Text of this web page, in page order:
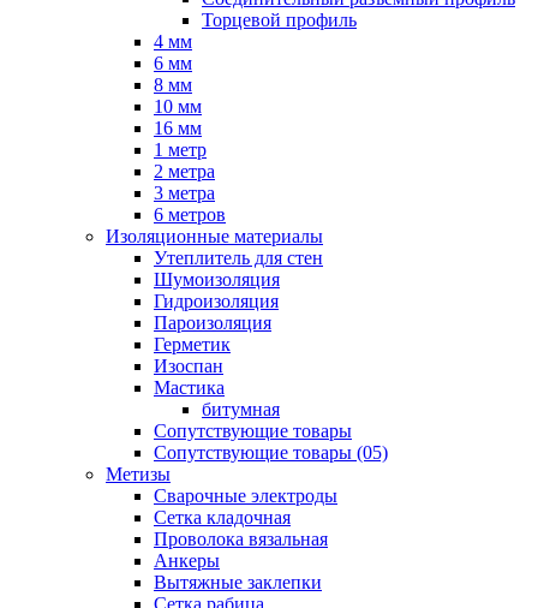
Торцевой профиль
4 мм
6 мм
8 мм
10 мм
16 мм
1 метр
2 метра
3 метра
6 метров
Изоляционные материалы
Утеплитель для стен
Шумоизоляция
Гидроизоляция
Пароизоляция
Герметик
Изоспан
Мастика
битумная
Сопутствующие товары
Сопутствующие товары (05)
Метизы
Сварочные электроды
Сетка кладочная
Проволока вязальная
Анкеры
Вытяжные заклепки
Сетка рабица